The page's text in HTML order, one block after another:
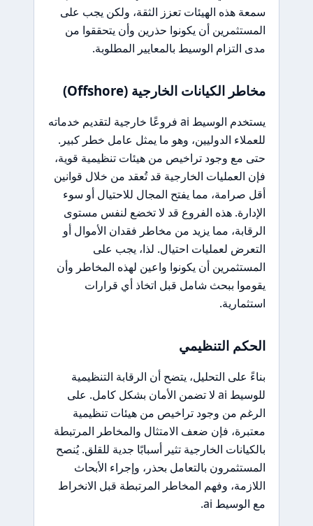
سمعة هذه الهيئات تعزز الثقة، ولكن يجب على
المستثمرين أن يكونوا حذرين وأن يتحققوا من
مدى التزام الوسيط بالمعايير المطلوبة.
مخاطر الكيانات الخارجية (Offshore)
يستخدم الوسيط ai فروعًا خارجية لتقديم خدماته
للعملاء الدوليين، وهو ما يمثل عامل خطر كبير.
حتى مع وجود تراخيص من هيئات تنظيمية قوية،
فإن العمليات الخارجية قد تُعقد من خلال قوانين
أقل صرامة، مما يفتح المجال للاحتيال أو سوء
الإدارة. هذه الفروع قد لا تخضع لنفس مستوى
الرقابة، مما يزيد من مخاطر فقدان الأموال أو
التعرض لعمليات احتيال. لذا، يجب على
المستثمرين أن يكونوا واعين لهذه المخاطر وأن
يقوموا ببحث شامل قبل اتخاذ أي قرارات
استثمارية.
الحكم التنظيمي
بناءً على التحليل، يتضح أن الرقابة التنظيمية
للوسيط ai لا تضمن الأمان بشكل كامل. على
الرغم من وجود تراخيص من هيئات تنظيمية
معتبرة، فإن ضعف الامتثال والمخاطر المرتبطة
بالكيانات الخارجية تثير أسبابًا جدية للقلق. يُنصح
المستثمرون بالتعامل بحذر، وإجراء الأبحاث
اللازمة، وفهم المخاطر المرتبطة قبل الانخراط
مع الوسيط ai.